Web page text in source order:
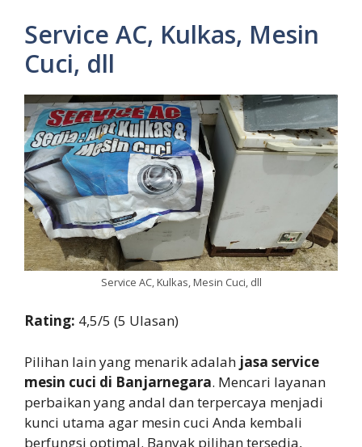
Service AC, Kulkas, Mesin
Cuci, dll
Service AC, Kulkas, Mesin Cuci, dll
Rating: 4,5/5 (5 Ulasan)
Pilihan lain yang menarik adalah jasa service
mesin cuci di Banjarnegara. Mencari layanan
perbaikan yang andal dan terpercaya menjadi
kunci utama agar mesin cuci Anda kembali
berfungsi optimal. Banyak pilihan tersedia,